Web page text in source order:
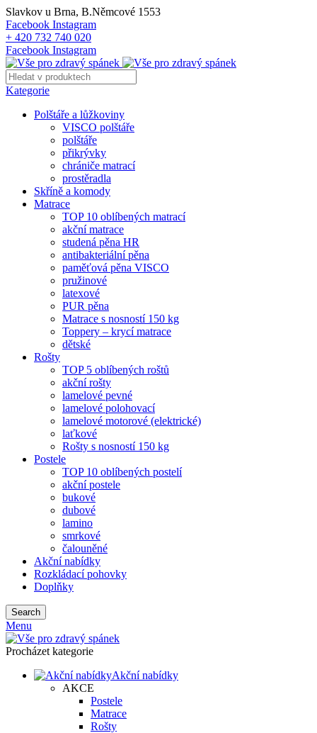
Slavkov u Brna, B.Němcové 1553
Facebook Instagram
+ 420 732 740 020
Facebook Instagram
Kategorie
Polštáře a lůžkoviny
VISCO polštáře
polštáře
přikrývky
chrániče matrací
prostěradla
Skříně a komody
Matrace
TOP 10 oblíbených matrací
akční matrace
studená pěna HR
antibakteriální pěna
paměťová pěna VISCO
pružinové
latexové
PUR pěna
Matrace s nosností 150 kg
Toppery – krycí matrace
dětské
Rošty
TOP 5 oblíbených roštů
akční rošty
lamelové pevné
lamelové polohovací
lamelové motorové (elektrické)
laťkové
Rošty s nosností 150 kg
Postele
TOP 10 oblíbených postelí
akční postele
bukové
dubové
lamino
smrkové
čalouněné
Akční nabídky
Rozkládací pohovky
Doplňky
Search
Menu
Procházet kategorie
Akční nabídky
AKCE
Postele
Matrace
Rošty